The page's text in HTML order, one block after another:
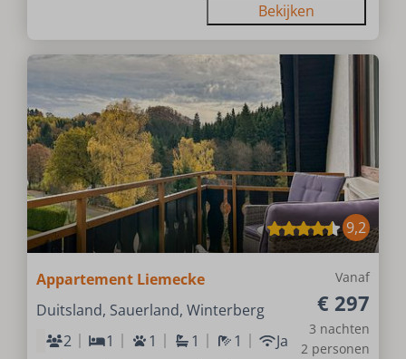
Bekijken
9,2
Vanaf
€ 297
3 nachten
2 personen
Appartement Liemecke
Duitsland, Sauerland, Winterberg
2
1 1 1 1
Ja